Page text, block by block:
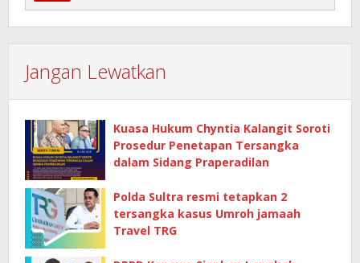
Jangan Lewatkan
Kuasa Hukum Chyntia Kalangit Soroti
Prosedur Penetapan Tersangka
dalam Sidang Praperadilan
Polda Sultra resmi tetapkan 2
tersangka kasus Umroh jamaah
Travel TRG